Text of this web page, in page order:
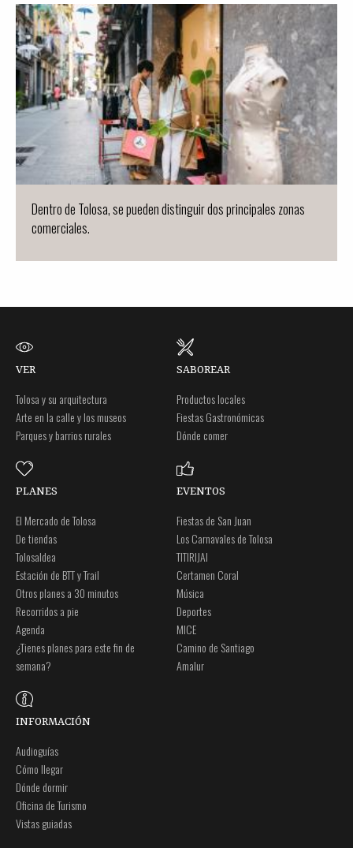
Dentro de Tolosa, se pueden distinguir dos principales zonas
comerciales.
VER
Tolosa y su arquitectura
Arte en la calle y los museos
Parques y barrios rurales
SABOREAR
Productos locales
Fiestas Gastronómicas
Dónde comer
PLANES
El Mercado de Tolosa
De tiendas
Tolosaldea
Estación de BTT y Trail
Otros planes a 30 minutos
Recorridos a pie
Agenda
¿Tienes planes para este fin de
semana?
EVENTOS
Fiestas de San Juan
Los Carnavales de Tolosa
TITIRIJAI
Certamen Coral
Música
Deportes
MICE
Camino de Santiago
Amalur
INFORMACIÓN
Audioguías
Cómo llegar
Dónde dormir
Oficina de Turismo
Vistas guiadas